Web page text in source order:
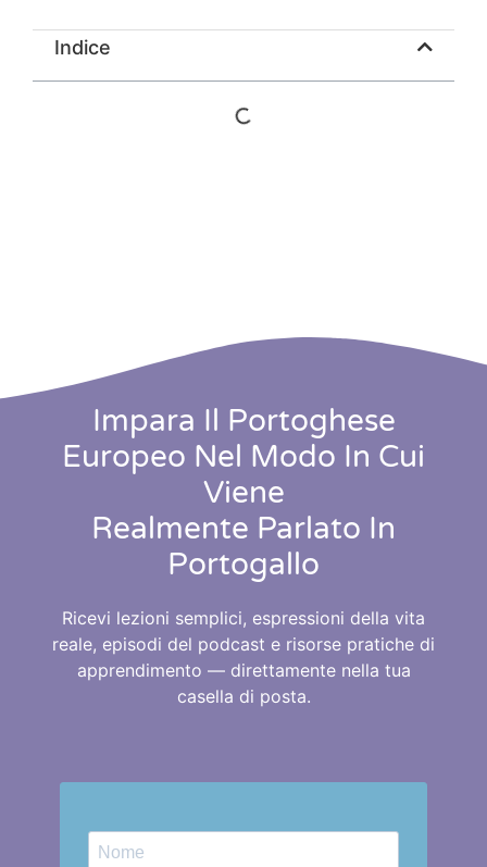
Indice
Impara Il Portoghese
Europeo Nel Modo In Cui
Viene
Realmente Parlato In
Portogallo
Ricevi lezioni semplici, espressioni della vita
reale, episodi del podcast e risorse pratiche di
apprendimento — direttamente nella tua
casella di posta.